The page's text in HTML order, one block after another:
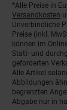
Fußnoten
*Alle Preise in
Versandkosten
Unverbindliche
Preise (inkl.
können im
Statt- und
geforderten
Alle Artikel
Abbildungen
begrenzten
Abgabe nur in